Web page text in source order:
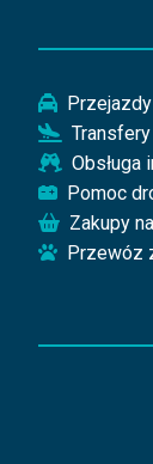
Obsługa
Pomoc
Zakupy
Przewóz